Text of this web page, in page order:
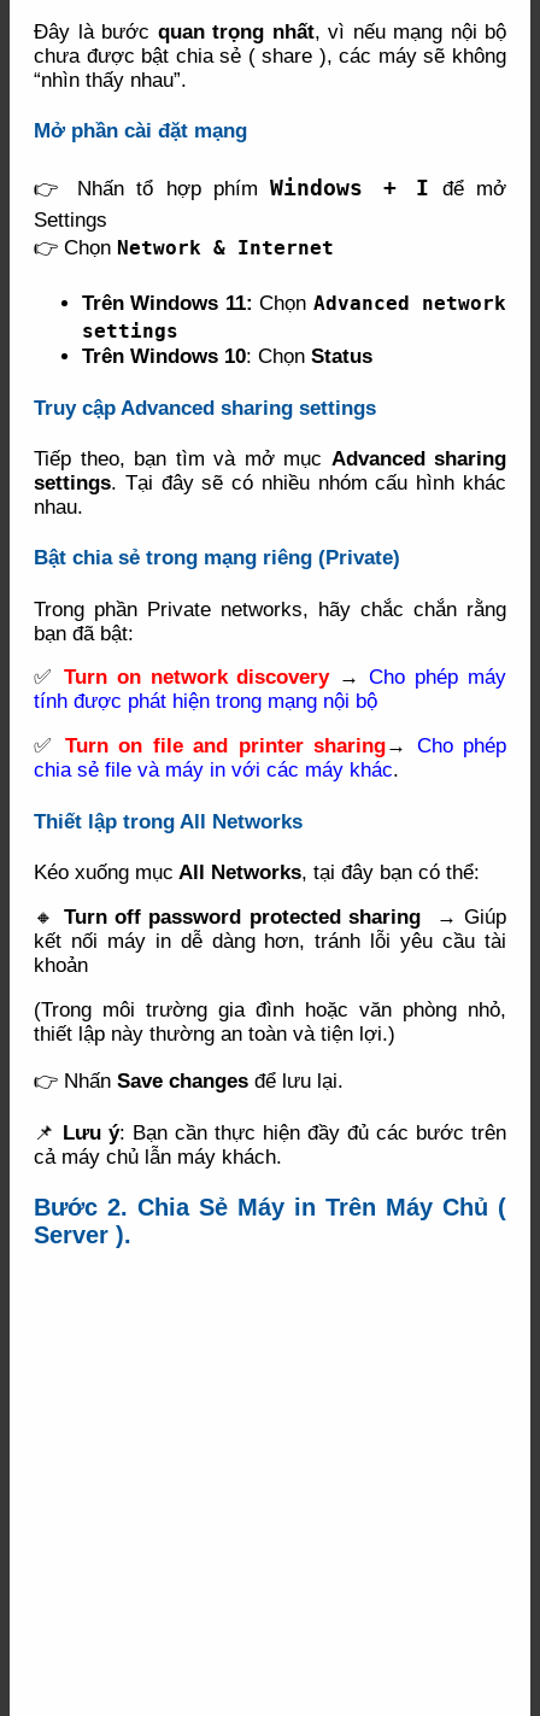
Đây là bước quan trọng nhất, vì nếu mạng nội bộ
chưa được bật chia sẻ ( share ), các máy sẽ không
“nhìn thấy nhau”.
Mở phần cài đặt mạng
👉 Nhấn tổ hợp phímWindows + I để mở
Settings
👉 Chọn Network & Internet
Trên Windows 11: Chọn Advanced network
settings
Trên Windows 10: Chọn Status
Truy cập Advanced sharing settings
Tiếp theo, bạn tìm và mở mục Advanced sharing
settings. Tại đây sẽ có nhiều nhóm cấu hình khác
nhau.
Bật chia sẻ trong mạng riêng (Private)
Trong phần Private networks, hãy chắc chắn rằng
bạn đã bật:
✅ Turn on network discovery →Cho phép máy
tính được phát hiện trong mạng nội bộ
✅ Turn on file and printer sharing→ Cho phép
chia sẻ file và máy in với các máy khác.
Thiết lập trong All Networks
Kéo xuống mục All Networks, tại đây bạn có thể:
🔸 Turn off password protected sharing
→ Giúp
kết nối máy in dễ dàng hơn, tránh lỗi yêu cầu tài
khoản
(Trong môi trường gia đình hoặc văn phòng nhỏ,
thiết lập này thường an toàn và tiện lợi.)
👉 Nhấn Save changes để lưu lại.
📌 Lưu ý: Bạn cần thực hiện đầy đủ các bước trên
cả máy chủ lẫn máy khách.
Bước 2. Chia Sẻ Máy in Trên Máy Chủ (
Server ).